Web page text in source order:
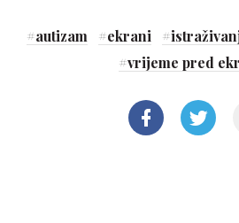
#autizam #ekrani #
#vrijeme pred